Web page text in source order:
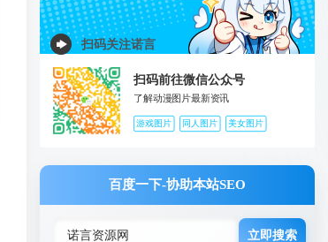
扫码关注诺言
扫码前往微信公众号
了解动漫图片最新资讯
游戏图片 同人图片 美女图片
百度一下-协助本站SEO
立即搜索